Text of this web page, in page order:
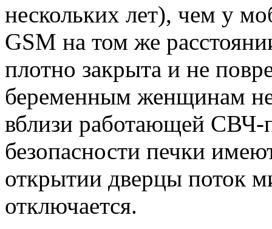
нескольких лет), чем у
GSM на том же
плотно закрыта и не
беременным женщинам не
вблизи работающей СВЧ-
безопасности печки
открытии дверцы поток
отключается.